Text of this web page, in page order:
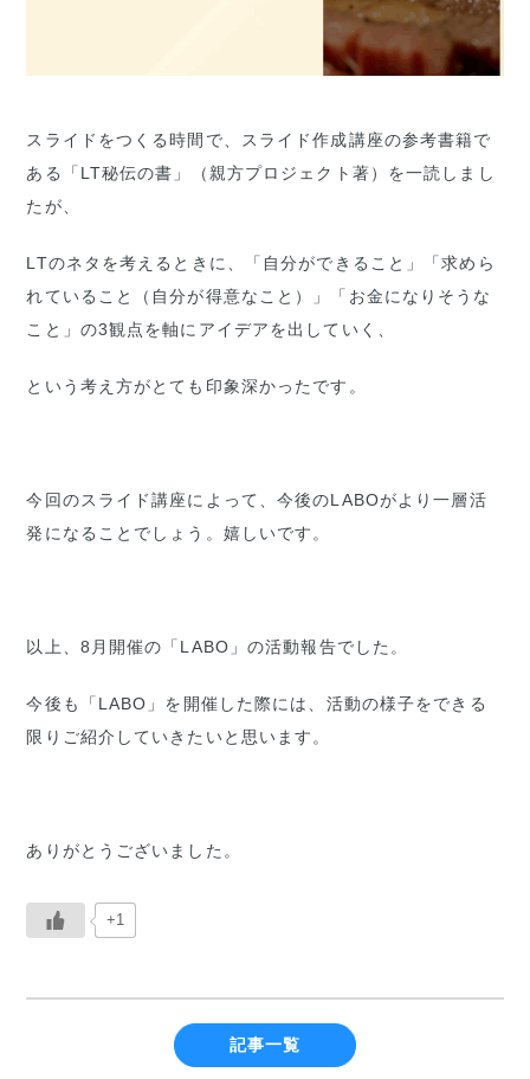
スライドをつくる時間で、スライド作成講座の参考書籍で
ある「LT秘伝の書」（親方プロジェクト著）を一読しまし
たが、
LTのネタを考えるときに、「自分ができること」「求めら
れていること（自分が得意なこと）」「お金になりそうな
こと」の3観点を軸にアイデアを出していく、
という考え方がとても印象深かったです。
今回のスライド講座によって、今後のLABOがより一層活
発になることでしょう。嬉しいです。
以上、8月開催の「LABO」の活動報告でした。
今後も「LABO」を開催した際には、活動の様子をできる
限りご紹介していきたいと思います。
ありがとうございました。
+1
記事一覧